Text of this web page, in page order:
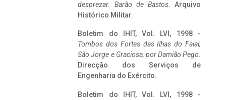
desprezar. Barão de Bastos. Arquivo
Histórico Militar.
Boletim do IHIT, Vol. LVI, 1998 -
Tombos dos Fortes das Ilhas do Faial,
São Jorge e Graciosa, por Damião Pego.
Direcção dos Serviços de
Engenharia do Exército.
Boletim do IHIT, Vol. LVI, 1998 -